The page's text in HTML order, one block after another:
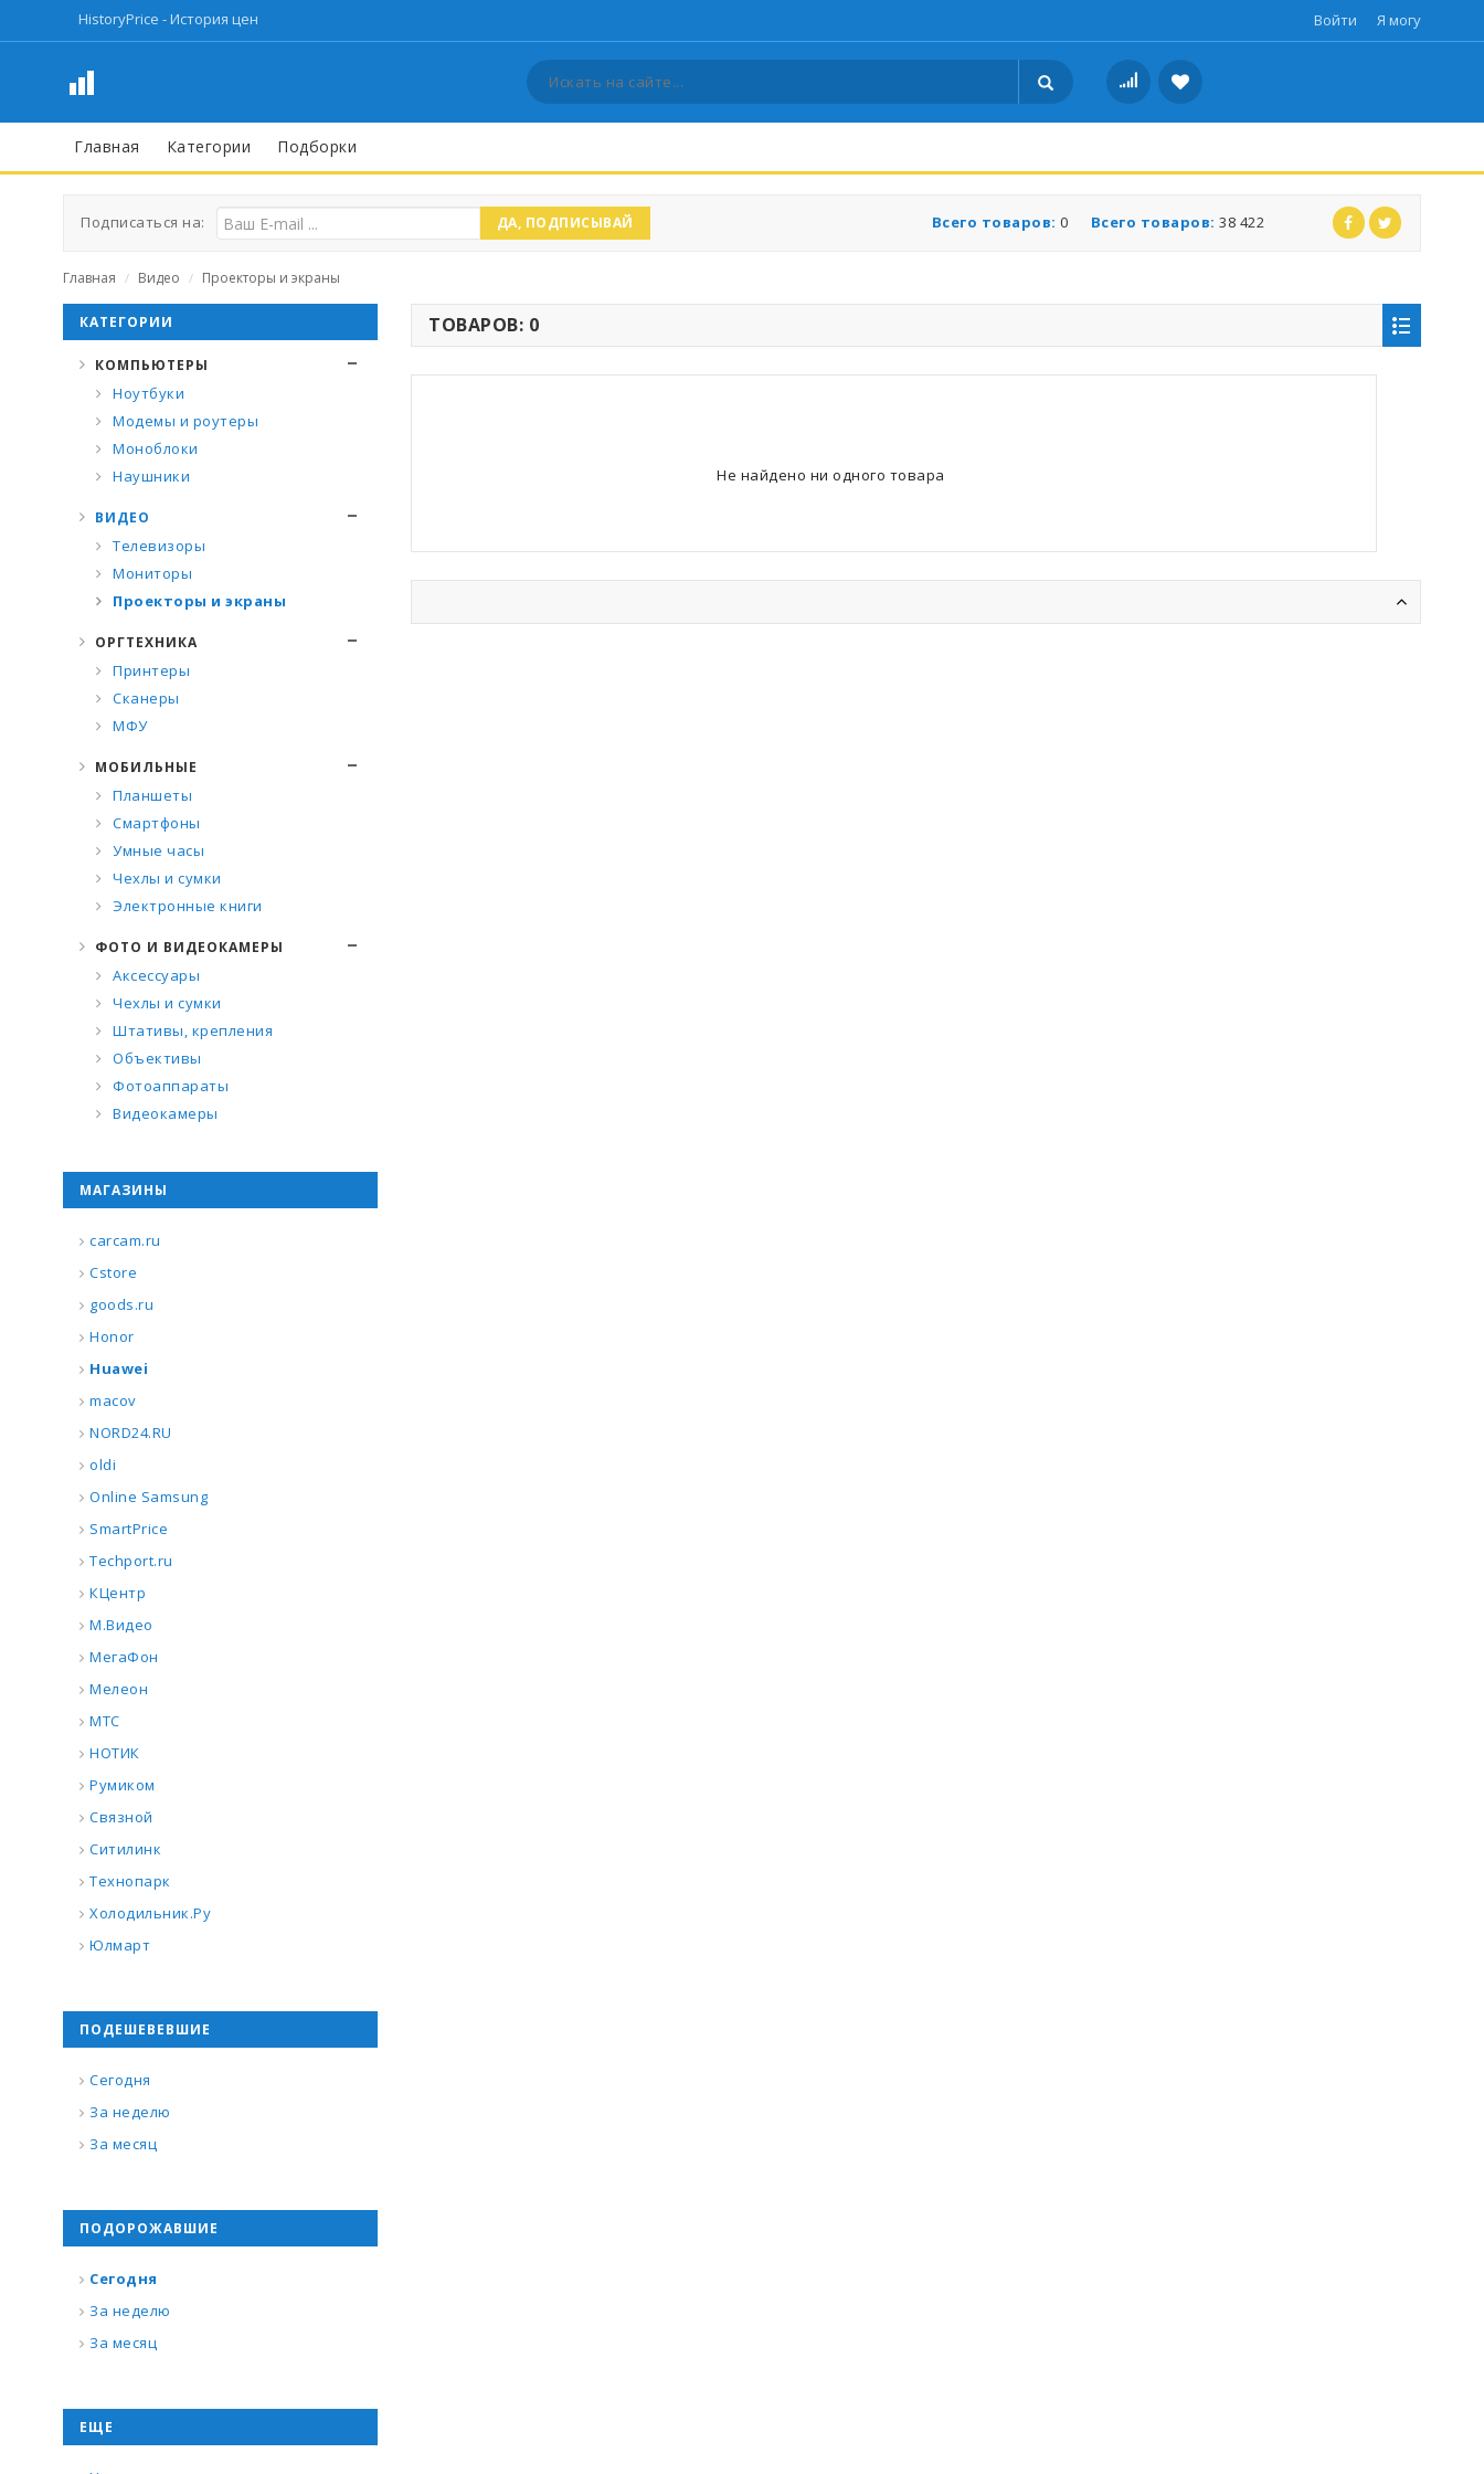
HistoryPrice - История цен Войти Я могу
Главная Категории Подборки
Подписаться на: ДА, ПОДПИСЫВАЙ Всего товаров: 38 422
Всего товаров: 0
Главная / Видео / Проекторы и экраны
ТОВАРОВ: 0
Не найдено ни одного товара
КАТЕГОРИИ
КОМПЬЮТЕРЫ
Ноутбуки
Модемы и роутеры
Моноблоки
Наушники
ВИДЕО
Телевизоры
Мониторы
Проекторы и экраны
ОРГТЕХНИКА
Принтеры
Сканеры
МФУ
МОБИЛЬНЫЕ
Планшеты
Смартфоны
Умные часы
Чехлы и сумки
Электронные книги
ФОТО И ВИДЕОКАМЕРЫ
Аксессуары
Чехлы и сумки
Штативы, крепления
Объективы
Фотоаппараты
Видеокамеры
МАГАЗИНЫ
carcam.ru
Cstore
goods.ru
Honor
Huawei
macov
NORD24.RU
oldi
Online Samsung
SmartPrice
Techport.ru
КЦентр
М.Видео
МегаФон
Мелеон
МТС
НОТИК
Румиком
Связной
Ситилинк
Технопарк
Холодильник.Ру
Юлмарт
ПОДЕШЕВЕВШИЕ
Сегодня
За неделю
За месяц
ПОДОРОЖАВШИЕ
Сегодня
За неделю
За месяц
ЕЩЕ